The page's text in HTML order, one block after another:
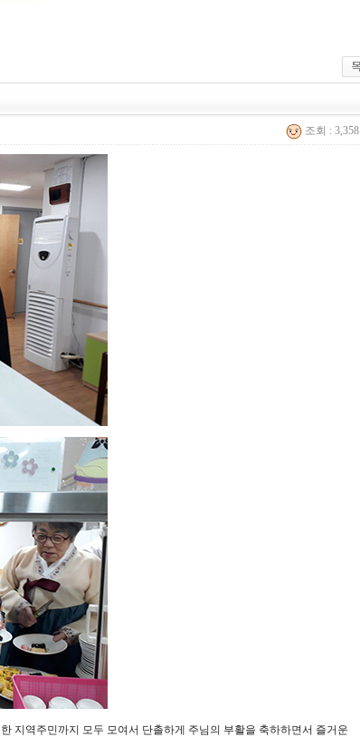
조회 : 3,358
지역주민까지 모두 모여서 단촐하게 주님의 부활을 축하하면서 즐거운